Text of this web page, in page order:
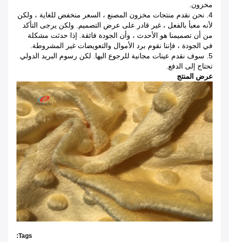
مخزون.
4. نحن نقدم منتجات مخزون المصنع ، السعر منخفض للغاية ، ولكن
لأنه معبأ بالفعل ، غير قادر على عرض التصميم. ولكن يرجى التأكد
من أن تصميمنا هو الأحدث ، وأن الجودة فائقة. إذا حدثت مشكلة
في الجودة ، فإننا نقوم برد الأموال والتعويضات غير المشروطة.
5. سوف نقدم عينات مجانية للرجوع اليها. لكن رسوم البريد الدولي
تحتاج إلى الدفع.
عرض المنتج
Tags: